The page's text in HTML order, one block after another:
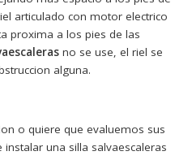
articulado con motor electrico
proxima a los pies de las
no se use, el riel se
alguna.
o quiere que evaluemos sus
una silla salvaescaleras